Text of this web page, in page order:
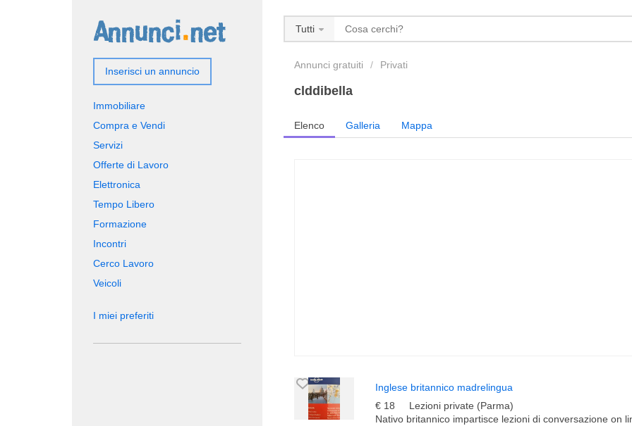
Tutti
Annunci gratuiti Privati
clddibella
Elenco Galleria Mappa
Inglese britannico madrelingua
€ 18
Lezioni private (Parma)
Nativo britannico impartisce lezioni di conversazione on
Inserisci un annuncio
Immobiliare
Compra e Vendi
Servizi
Offerte di Lavoro
Elettronica
Tempo Libero
Formazione
Incontri
Cerco Lavoro
Veicoli
I miei preferiti